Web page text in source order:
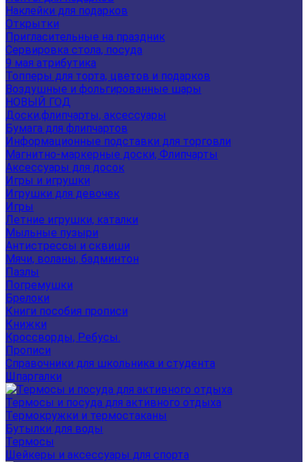
Наклейки для подарков
Открытки
Пригласительные на праздник
Сервировка стола, посуда
9 мая атрибутика
Топперы для торта, цветов и подарков
Воздушные и фольгированные шары
НОВЫЙ ГОД
Доски,флипчарты, аксессуары
Бумага для флипчартов
Информационные подставки для торговли
Магнитно-маркерные доски, Флипчарты
Аксессуары для досок
Игры и игрушки
Игрушки для девочек
Игры
Летние игрушки, каталки
Мыльные пузыри
Антистрессы и сквиши
Мячи, воланы, бадминтон
Пазлы
Погремушки
Брелоки
Книги пособия прописи
Книжки
Кроссворды, Ребусы.
Прописи
Справочники для школьника и студента
Шпаргалки
Термосы и посуда для активного отдыха
Термокружки и термостаканы
Бутылки для воды
Термосы
Шейкеры и аксессуары для спорта